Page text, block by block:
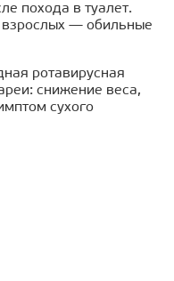
похода в туалет.
взрослых — обильные
ротавирусная
снижение веса,
сухого